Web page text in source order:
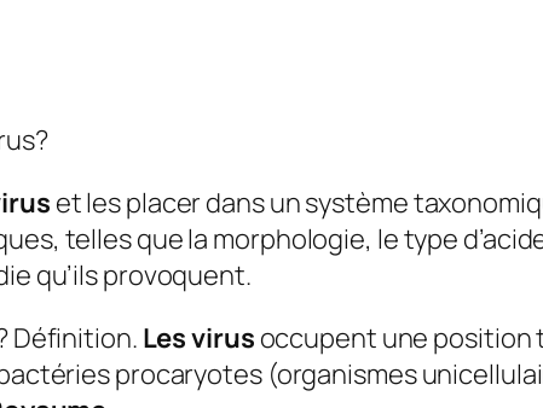
et les placer dans un système
telles que la morphologie, le type
qu’ils provoquent.
Définition. Les virus occupent une position
procaryotes (organismes